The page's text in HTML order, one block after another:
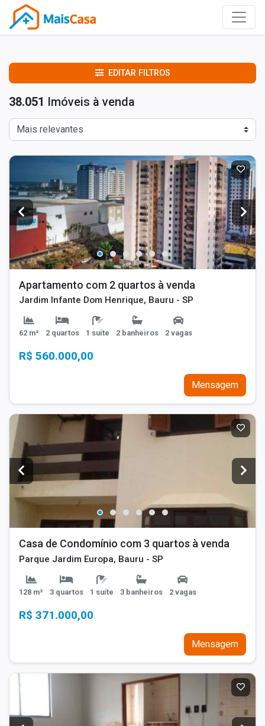
EDITAR FILTROS
38.051 Imóveis à venda
Apartamento com 2 quartos à venda
Jardim Infante Dom Henrique, Bauru - SP
62 m² 2 quartos 1 suíte 2 banheiros 2 vagas
R$ 560.000,00
Mensagem
Casa de Condomínio com 3 quartos à venda
Parque Jardim Europa, Bauru - SP
128 m² 3 quartos 1 suíte 3 banheiros 2 vagas
R$ 371.000,00
Mensagem